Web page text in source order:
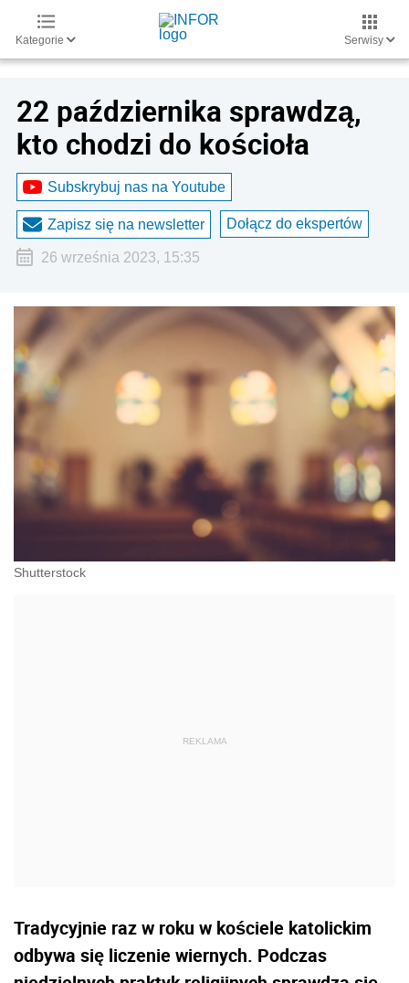
Kategorie Serwisy
22 października sprawdzą,
kto chodzi do kościoła
Subskrybuj nas na Youtube
Zapisz się na newsletter Dołącz do ekspertów
26 września 2023, 15:35
Shutterstock
Tradycyjnie raz w roku w kościele katolickim
odbywa się liczenie wiernych. Podczas